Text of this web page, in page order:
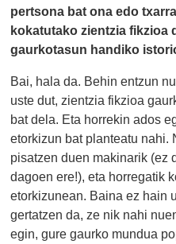
pertsona bat ona edo
kokatutako zientzia fikzioa
gaurkotasun handiko
Bai, hala da. Behin entzun
uste dut, zientzia fikzioa
bat dela. Eta horrekin ados
etorkizun bat planteatu nahi.
pisatzen duen makinarik (ez
dagoen ere!), eta horregatik
etorkizunean. Baina ez hain
gertatzen da, ze nik nahi
egin, gure gaurko mundua